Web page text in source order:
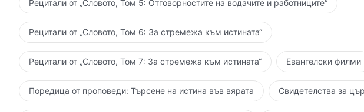
Рецитали от „Словото, Том 5: Отговорностите на водачите и работниците“
Рецитали от „Словото, Том 6: За стремежа към истината“
Рецитали от „Словото, Том 7: За стремежа към истината“ Евангелски филми
Поредица от проповеди: Търсене на истина във вярата Свидетелства за